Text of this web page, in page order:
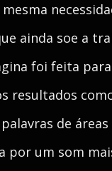
ainda soe a
foi feita para
resultados
de
por um som